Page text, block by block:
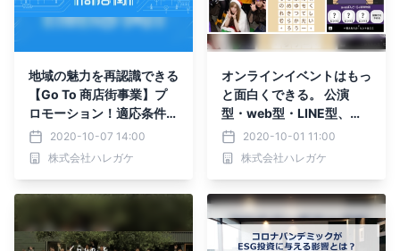
地域の魅力を再認識できる
【Go To 商店街事業】プ
ロモーション！適応条件を
考慮したイベント「リアル
謎解きゲーム」制作に対
応！
2020-10-07 14:00
株式会社ハレガケ
オンラインイベントはもっ
と面白くできる。 公演
型・web型・LINE型、ウ
ィズコロナのイベント制作
をリアル謎解きゲーム制作
会社が提案
2020-10-01 11:00
株式会社ハレガケ